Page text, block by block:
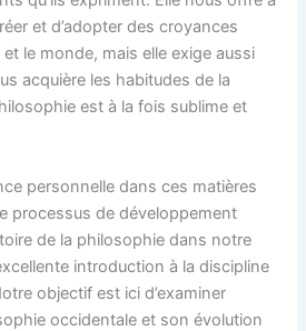
et d’adopter des croyances
le monde, mais elle exige aussi
acquière les habitudes de la
est à la fois sublime et
personnelle dans ces matières
processus de développement
de la philosophie dans notre
introduction à la discipline
objectif est ici d’examiner
occidentale et son évolution